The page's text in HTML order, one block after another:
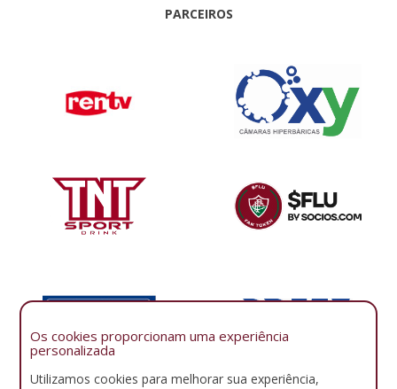
PARCEIROS
Os cookies proporcionam uma experiência
personalizada
Utilizamos cookies para melhorar sua experiência,